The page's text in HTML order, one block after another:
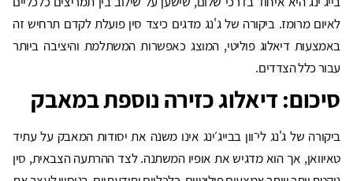
לאיום מרומז. ביקורה של ג'נג מדגים כיצד סין פועלת לקדם תרחיש זה
באמצעות דיאלוג פוליטי, המוצג כאפשרות המשתלמת והיציבה ביותר
עבור כלל הצדדים.
סיכום: דיאלוג כזירה נוספת במאבק
ביקורה של ג'נג לי־וון בבייג׳ינג אינו משנה את יסודות המאבק על עתיד
טאיוואן, אך הוא מדגיש את אופיו המשתנה. לצד ההרתעה הצבאית, סין